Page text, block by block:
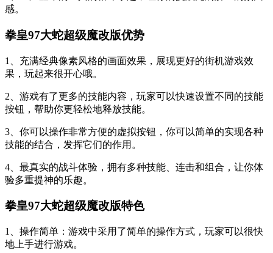
感。
拳皇97大蛇超级魔改版优势
1、充满经典像素风格的画面效果，展现更好的街机游戏效
果，玩起来很开心哦。
2、游戏有了更多的技能内容，玩家可以快速设置不同的技能
按钮，帮助你更轻松地释放技能。
3、你可以操作非常方便的虚拟按钮，你可以简单的实现各种
技能的结合，发挥它们的作用。
4、最真实的战斗体验，拥有多种技能、连击和组合，让你体
验多重提神的乐趣。
拳皇97大蛇超级魔改版特色
1、操作简单：游戏中采用了简单的操作方式，玩家可以很快
地上手进行游戏。